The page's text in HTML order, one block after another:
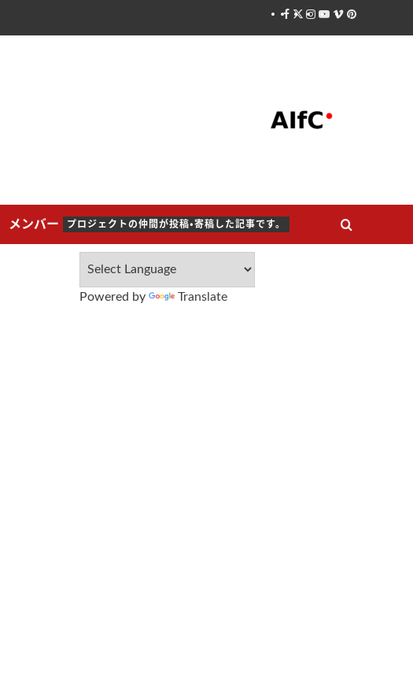
Facebook
X Instagram
Youtube
VimeoPinterest
メンバー プロジェクトの仲間が投稿・寄稿した記事です。
Powered by Translate